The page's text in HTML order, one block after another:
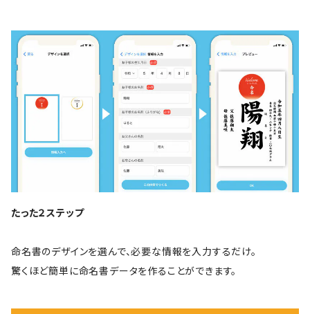
たった２ステップ
命名書のデザインを選んで、必要な情報を入力するだけ。
驚くほど簡単に命名書データを作ることができます。